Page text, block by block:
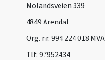
Molandsveien 339
4849 Arendal
Org. nr. 994 224 018 MVA
Tlf: 97952434